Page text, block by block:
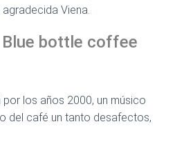
Viena.
Blue bottle coffee
por los años 2000, un músico
del café un tanto desafectos,